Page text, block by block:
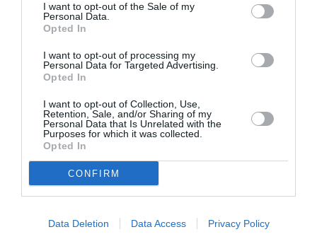
I want to opt-out of the Sale of my
Personal Data.
Opted In
I want to opt-out of processing my
Personal Data for Targeted Advertising.
Opted In
I want to opt-out of Collection, Use,
Retention, Sale, and/or Sharing of my
Personal Data that Is Unrelated with the
Purposes for which it was collected.
Opted In
CONFIRM
Data Deletion Data Access Privacy Policy
Δείτε τη Χριστίνα Χειλά Φαμέλη με τον
Κωνσταντίνο Χειλά και την Ευγενία
Σαμαρά: